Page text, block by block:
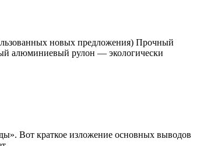
новых предложения) Прочный
алюминиевый рулон — экологически
Вот краткое изложение основных выводов